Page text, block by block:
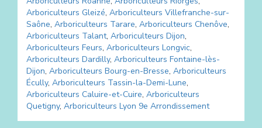
Arboriculteurs Gleizé, Arboriculteurs Villefranche-sur-
Saône, Arboriculteurs Tarare, Arboriculteurs Chenôve,
Arboriculteurs Talant, Arboriculteurs Dijon,
Arboriculteurs Feurs, Arboriculteurs Longvic,
Arboriculteurs Dardilly, Arboriculteurs Fontaine-lès-
Dijon, Arboriculteurs Bourg-en-Bresse, Arboriculteurs
Écully, Arboriculteurs Tassin-la-Demi-Lune,
Arboriculteurs Caluire-et-Cuire, Arboriculteurs
Quetigny, Arboriculteurs Lyon 9e Arrondissement